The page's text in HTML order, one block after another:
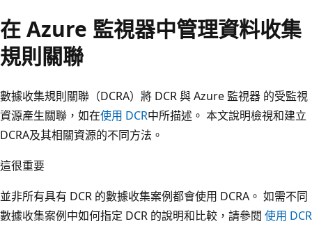
在 Azure 監視器中管理資料收集
規則關聯
數據收集規則關聯（DCRA）將 DCR 與 Azure 監視器 的受監視
資源產生關聯，如在使用 DCR中所描述。 本文說明檢視和建立
DCRA及其相關資源的不同方法。
這很重要
並非所有具有 DCR 的數據收集案例都會使用 DCRA。 如需不同
數據收集案例中如何指定 DCR 的說明和比較，請參閱 使用 DCR